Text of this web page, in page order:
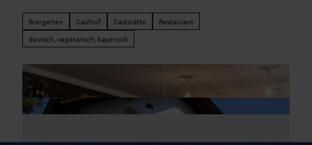
Biergarten Gasthof Gaststätte
Restaurant
deutsch, vegetarisch, bayerisch